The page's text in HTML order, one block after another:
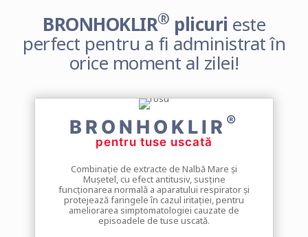
BRONHOKLIR® plicuri este
perfect pentru a fi administrat în
orice moment al zilei!
BRONHOKLIR ®
pentru tuse uscată
Combinație de extracte de Nalbă Mare și
Mușetel, cu efect antitusiv, susține
funcționarea normală a aparatului respirator și
protejează faringele în cazul iritației, pentru
ameliorarea simptomatologiei cauzate de
episoadele de tuse uscată.